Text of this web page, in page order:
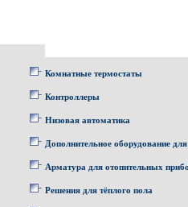
Комнатные термостаты
Контроллеры
Низовая автоматика
Дополнительное оборудование
Арматура для отопительных
Решения для тёплого пола